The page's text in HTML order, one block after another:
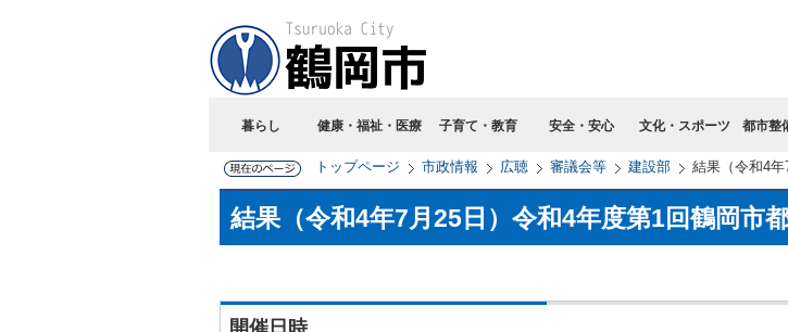
暮らし 健康・福祉・医療 子育て・教育 安全・安心 文化・スポーツ 都市整
トップページ 市政情報 広聴 審議会等 建設部 結果（令和4
結果（令和4年7月25日）令和4年度第1回鶴岡市
開催日時